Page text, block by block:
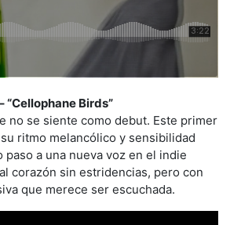
“Cellophane Birds”
no se siente como debut. Este primer
ritmo melancólico y sensibilidad
a una nueva voz en el indie
corazón sin estridencias, pero con
que merece ser escuchada.